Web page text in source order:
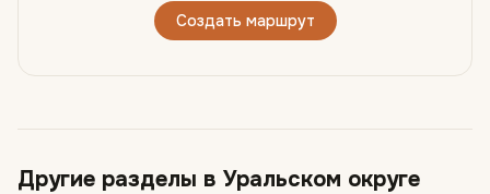
Создать маршрут
Другие разделы в Уральском округе